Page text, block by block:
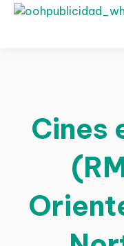
Cines